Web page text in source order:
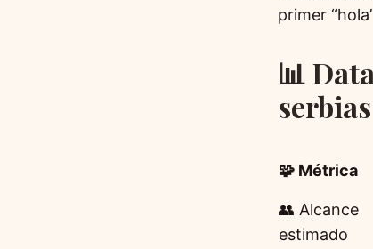
primer
📊
🧩 Métrica
👥 Alcance
estimado